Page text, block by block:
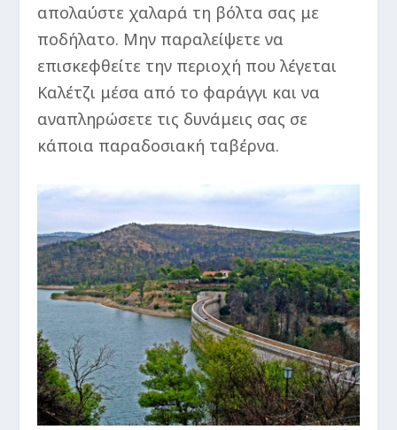
απολαύστε χαλαρά τη βόλτα σας με
ποδήλατο. Μην παραλείψετε να
επισκεφθείτε την περιοχή που λέγεται
Καλέτζι μέσα από το φαράγγι και να
αναπληρώσετε τις δυνάμεις σας σε
κάποια παραδοσιακή ταβέρνα.